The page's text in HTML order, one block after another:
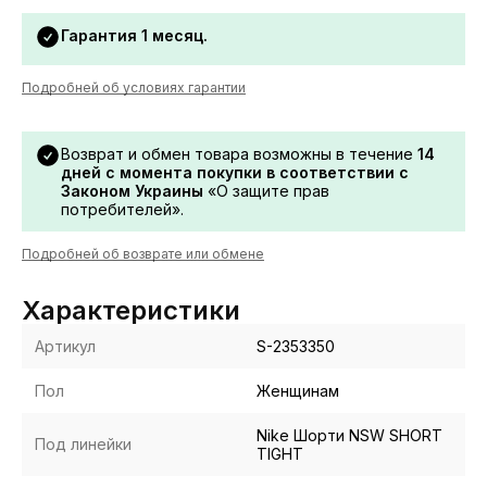
Гарантия 1 месяц.
Подробней об условиях гарантии
Возврат и обмен товара возможны в течение 14
дней с момента покупки в соответствии с
Законом Украины «О защите прав
потребителей».
Подробней об возврате или обмене
Характеристики
Артикул S-2353350
Пол Женщинам
Под линейки
Nike Шорти NSW SHORT
TIGHT